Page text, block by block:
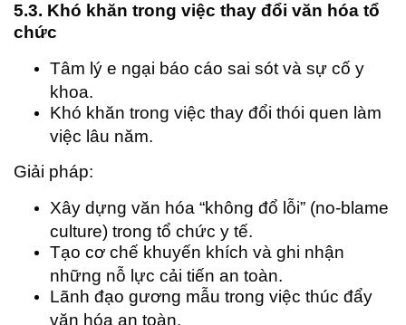
5.3. Khó khăn trong việc thay đổi văn hóa tổ
chức
Tâm lý e ngại báo cáo sai sót và sự cố y
khoa.
Khó khăn trong việc thay đổi thói quen làm
việc lâu năm.
Giải pháp:
Xây dựng văn hóa “không đổ lỗi” (no-blame
culture) trong tổ chức y tế.
Tạo cơ chế khuyến khích và ghi nhận
những nỗ lực cải tiến an toàn.
Lãnh đạo gương mẫu trong việc thúc đẩy
văn hóa an toàn.